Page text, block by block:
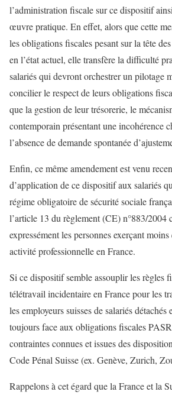
l’administration fiscale sur ce dispositif
œuvre pratique. En effet, alors que cette
les obligations fiscales pesant sur la tête
en l’état actuel, elle transfère la difficulté
salariés qui devront orchestrer un pilotage
concilier le respect de leurs obligations
que la gestion de leur trésorerie, le
contemporain présentant une incohérence
l’absence de demande spontanée
Enfin, ce même amendement est venu
d’application de ce dispositif aux salariés
régime obligatoire de sécurité sociale
l’article 13 du règlement (CE) n°883/2004
expressément les personnes exerçant
activité professionnelle en France.
Si ce dispositif semble assouplir les règles
télétravail incidentaire en France pour les
les employeurs suisses de salariés détachés
toujours face aux obligations fiscales
contraintes connues et issues des
Code Pénal Suisse (ex. Genève, Zurich,
Rappelons à cet égard que la France et la